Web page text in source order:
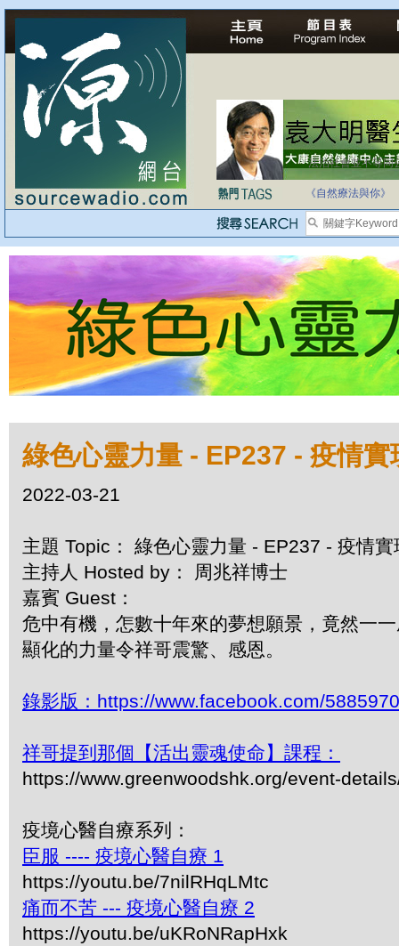
法治社會並不等同
自家教育合法化-
《自然療法與你》
綠色心靈力量 - EP237 - 疫情實
2022-03-21
主題 Topic： 綠色心靈力量 - EP237 - 疫情
主持人 Hosted by： 周兆祥博士
嘉賓 Guest：
危中有機，怎數十年來的夢想願景，竟然一
顯化的力量令祥哥震驚、感恩。
錄影版：https://www.facebook.com/
祥哥提到那個【活出靈魂使命】課程：
https://www.greenwoodshk.org/event-
疫境心醫自療系列：
臣服 ---- 疫境心醫自療 1
https://youtu.be/7nilRHqLMtc
痛而不苦 --- 疫境心醫自療 2
https://youtu.be/uKRoNRapHxk